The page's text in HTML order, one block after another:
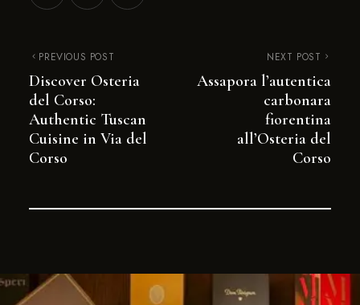
PREVIOUS POST
Discover Osteria
del Corso:
Authentic Tuscan
Cuisine in Via del
Corso
NEXT POST
Assapora l’autentica
carbonara
fiorentina
all’Osteria del
Corso